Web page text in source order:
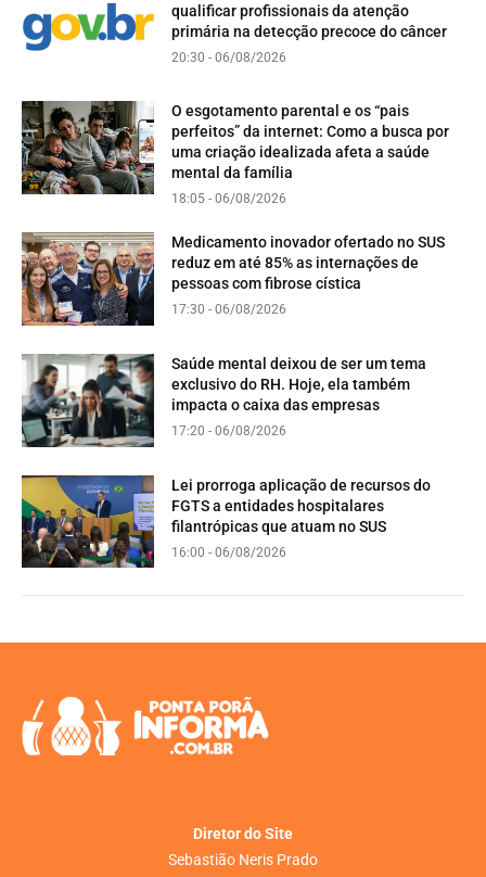
qualificar profissionais da atenção
primária na detecção precoce do câncer
20:30 - 06/08/2026
O esgotamento parental e os “pais
perfeitos” da internet: Como a busca por
uma criação idealizada afeta a saúde
mental da família
18:05 - 06/08/2026
Medicamento inovador ofertado no SUS
reduz em até 85% as internações de
pessoas com fibrose cística
17:30 - 06/08/2026
Saúde mental deixou de ser um tema
exclusivo do RH. Hoje, ela também
impacta o caixa das empresas
17:20 - 06/08/2026
Lei prorroga aplicação de recursos do
FGTS a entidades hospitalares
filantrópicas que atuam no SUS
16:00 - 06/08/2026
Diretor do Site
Sebastião Neris Prado